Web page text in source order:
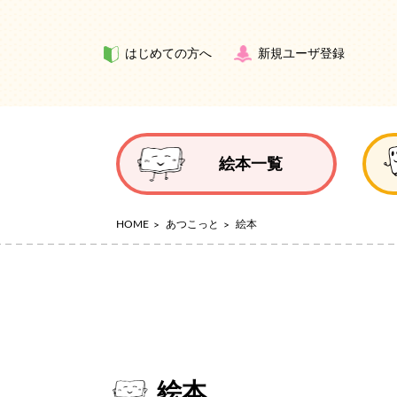
はじめての方へ 新規ユーザ登録
絵本一覧
HOME あつこっと 絵本